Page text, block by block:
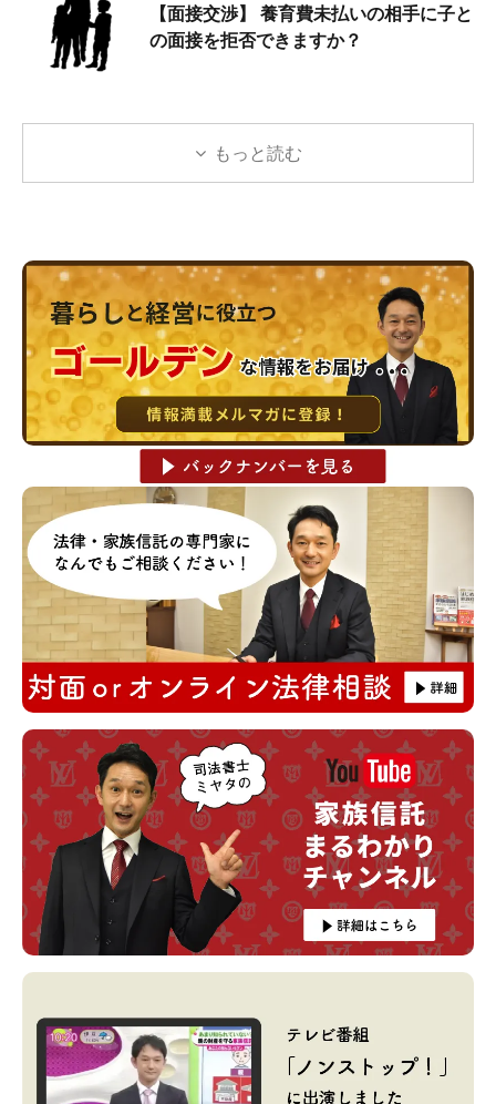
【面接交渉】 養育費未払いの相手に子と
の面接を拒否できますか？
もっと読む